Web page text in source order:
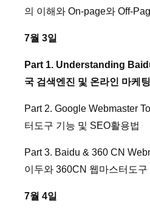
의 이해와 On-page와 Off-
7월 3일
Part 1. Understanding
국 검색엔진 및 온라인 마케
Part 2. Google Webmaster
터도구 기능 및 SEO활용법
Part 3. Baidu & 360 CN
이두와 360CN 웹마스터도
7월 4일